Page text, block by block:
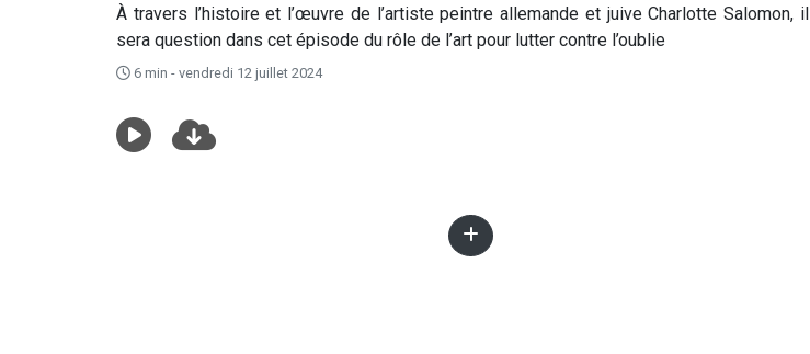
À travers l’histoire et l’œuvre de l’artiste peintre allemande et juive Charlotte Salomon, il
sera question dans cet épisode du rôle de l’art pour lutter contre l’oublie
6 min - vendredi 12 juillet 2024